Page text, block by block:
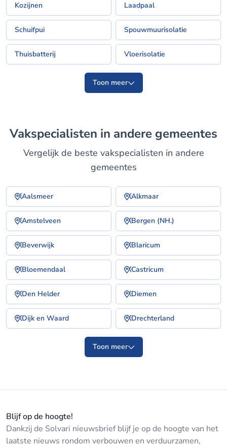
Kozijnen Laadpaal
Schuifpui Spouwmuurisolatie
Thuisbatterij Vloerisolatie
Toon meer
Vakspecialisten in andere gemeentes
Vergelijk de beste vakspecialisten in andere
gemeentes
Aalsmeer Alkmaar
Amstelveen Bergen (NH.)
Beverwijk Blaricum
Bloemendaal Castricum
Den Helder Diemen
Dijk en Waard Drechterland
Toon meer
Blijf op de hoogte!
Dankzij de Solvari nieuwsbrief blijf je op de hoogte van het
laatste nieuws rondom verbouwen en verduurzamen,